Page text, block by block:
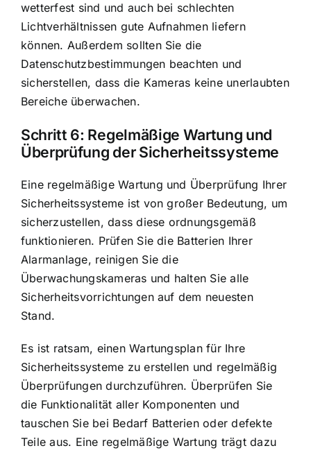
wetterfest sind und auch bei schlechten
Lichtverhältnissen gute Aufnahmen liefern
können. Außerdem sollten Sie die
Datenschutzbestimmungen beachten und
sicherstellen, dass die Kameras keine unerlaubten
Bereiche überwachen.
Schritt 6: Regelmäßige Wartung und
Überprüfung der Sicherheitssysteme
Eine regelmäßige Wartung und Überprüfung Ihrer
Sicherheitssysteme ist von großer Bedeutung, um
sicherzustellen, dass diese ordnungsgemäß
funktionieren. Prüfen Sie die Batterien Ihrer
Alarmanlage, reinigen Sie die
Überwachungskameras und halten Sie alle
Sicherheitsvorrichtungen auf dem neuesten
Stand.
Es ist ratsam, einen Wartungsplan für Ihre
Sicherheitssysteme zu erstellen und regelmäßig
Überprüfungen durchzuführen. Überprüfen Sie
die Funktionalität aller Komponenten und
tauschen Sie bei Bedarf Batterien oder defekte
Teile aus. Eine regelmäßige Wartung trägt dazu